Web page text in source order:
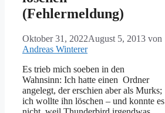
(Fehlermeldung)
Oktober 31, 2022August 5, 2013 von
Andreas Winterer
Es trieb mich soeben in den
Wahnsinn: Ich hatte einen Ordner
angelegt, der erschien aber als Murks;
ich wollte ihn löschen – und konnte es